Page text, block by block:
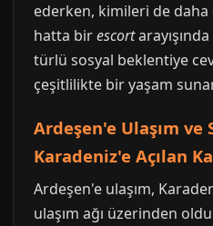
ederken, kimileri de daha
hatta birescort
türlü sosyal beklentiye
çeşitlilikte bir yaşam
Ardeşen'e Ulaşım ve
Karadeniz'e Açılan
Ardeşen'e ulaşım,
ulaşım ağı üzerinden